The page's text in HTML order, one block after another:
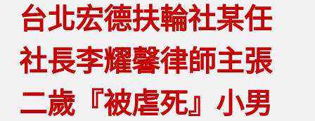
台北宏德扶輪社某任
社長李耀馨律師主張
二歲『被虐死』小男